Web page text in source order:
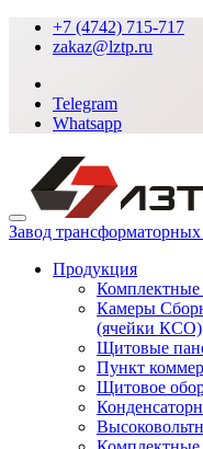
+7 (4742) 715-717
zakaz@lztp.ru
Telegram
Whatsapp
Завод
Продукция
Комплектные
Камеры
(ячейки КСО)
Щитовые
Пункт
Щитовое